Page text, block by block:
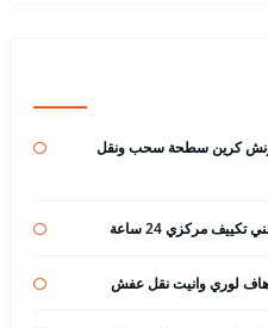
حليفة رقم / 65557275 / ونش كرين سطحة سحب ونقل